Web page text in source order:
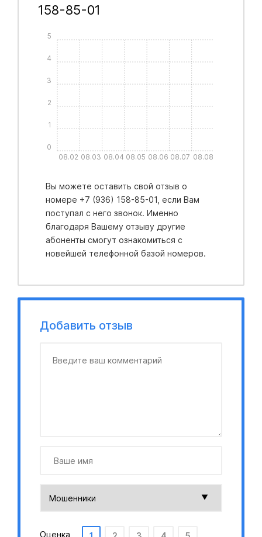
158-85-01
08.02 08.03 08.04 08.05 08.06 08.07 08.08
0
1
2
3
4
5
Вы можете оставить свой отзыв о
номере +7 (936) 158-85-01, если Вам
поступал с него звонок. Именно
благодаря Вашему отзыву другие
абоненты смогут ознакомиться с
новейшей телефонной базой номеров.
Добавить отзыв
Оценка